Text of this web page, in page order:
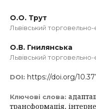
О.О. Трут
Львівський
О.В. Гнилянська
Львівський
DOI: https://doi.org/
Ключові слова:
трансформація,